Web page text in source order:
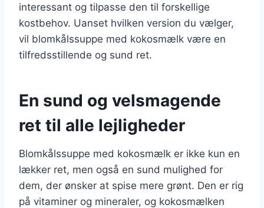
interessant og tilpasse den til forskellige
kostbehov. Uanset hvilken version du vælger,
vil blomkålssuppe med kokosmælk være en
tilfredsstillende og sund ret.
En sund og velsmagende
ret til alle lejligheder
Blomkålssuppe med kokosmælk er ikke kun en
lækker ret, men også en sund mulighed for
dem, der ønsker at spise mere grønt. Den er rig
på vitaminer og mineraler, og kokosmælken